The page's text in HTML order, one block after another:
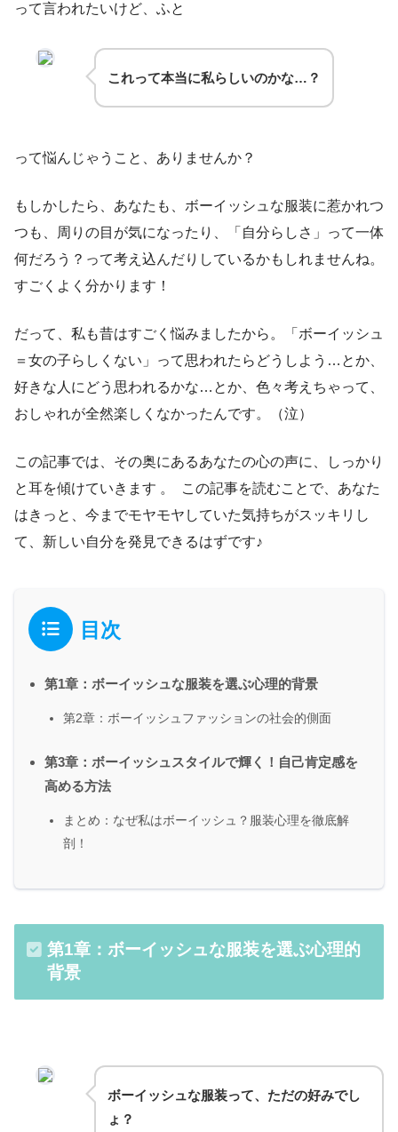
って言われたいけど、ふと
これって本当に私らしいのかな…？
って悩んじゃうこと、ありませんか？
もしかしたら、あなたも、ボーイッシュな服装に惹かれつ
つも、周りの目が気になったり、「自分らしさ」って一体
何だろう？って考え込んだりしているかもしれませんね。
すごくよく分かります！
だって、私も昔はすごく悩みましたから。「ボーイッシュ
＝女の子らしくない」って思われたらどうしよう…とか、
好きな人にどう思われるかな…とか、色々考えちゃって、
おしゃれが全然楽しくなかったんです。（泣）
この記事では、その奥にあるあなたの心の声に、しっかり
と耳を傾けていきます 。 この記事を読むことで、あなた
はきっと、今までモヤモヤしていた気持ちがスッキリし
て、新しい自分を発見できるはずです♪
目次
第1章：ボーイッシュな服装を選ぶ心理的背景
第2章：ボーイッシュファッションの社会的側面
第3章：ボーイッシュスタイルで輝く！自己肯定感を
高める方法
まとめ：なぜ私はボーイッシュ？服装心理を徹底解
剖！
第1章：ボーイッシュな服装を選ぶ心理的
背景
ボーイッシュな服装って、ただの好みでし
ょ？